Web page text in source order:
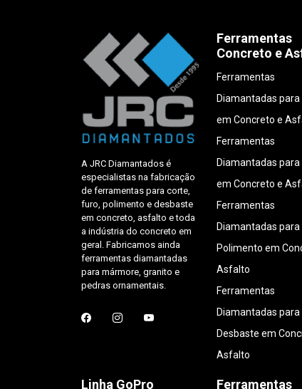
A JRC Diamantados é
especialistas na fabricação
de ferramentas para corte,
furo, polimento e desbaste
em concreto, asfalto e toda
a indústria do concreto em
geral. Fabricamos ainda
ferramentas diamantadas
para mármore, granito e
pedras ornamentais.
Ferramentas
Concreto e
Ferramentas
Diamantadas para
em Concreto e
Ferramentas
Diamantadas para
em Concreto e
Ferramentas
Diamantadas para
Polimento em
Asfalto
Ferramentas
Diamantadas para
Desbaste em
Asfalto
Linha GoPro Ferramentas